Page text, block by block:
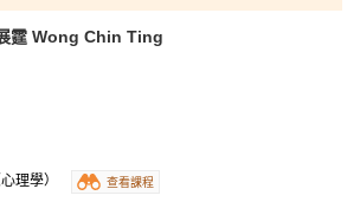
霆 Wong Chin Ting
理學）
查看課程